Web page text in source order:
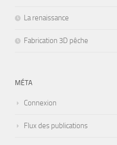
La renaissance
Fabrication 3D pêche
MÉTA
Connexion
Flux des publications